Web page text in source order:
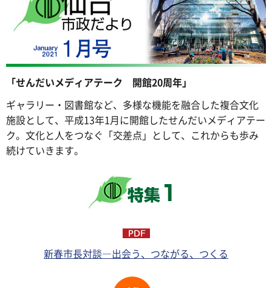
「せんだいメディアテーク 開館20周年」
ギャラリー・図書館など、多様な機能を融合した複合文化
施設として、平成13年1月に開館したせんだいメディアテー
ク。文化と人をつなぐ「交差点」として、これからも歩み
続けていきます。
新春市長対談―出会う、つながる、つくる